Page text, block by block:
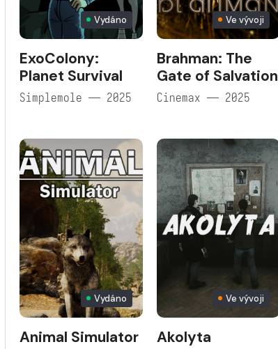
Vydáno
ExoColony:
Planet Survival
Simplemole — 2025
Ve vývoji
Brahman: The
Gate of Salvation
Cinemax — 2025
Vydáno
Animal Simulator
Ve vývoji
Akolyta